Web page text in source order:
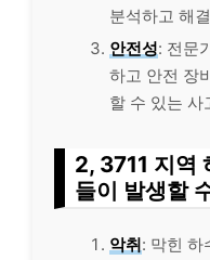
분석하고 해
안전성: 전문
하고 안전 장
할 수 있는 사
2, 3711 지역
들이 발생할
악취: 막힌 하